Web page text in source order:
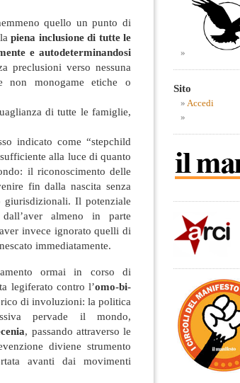
quello un punto di
lapiena inclusione di tutte le
e autodeterminandosi
preclusioni verso nessuna
non monogame etiche o
di tutte le famiglie,
indicato come “stepchild
alla luce di quanto
il riconoscimento delle
fin dalla nascita senza
giurisdizionali. Il potenziale
almeno in parte
invece ignorato quelli di
immediatamente.
ormai in corso di
legiferato contro l’omo-bi-
di involuzioni: la politica
pervade il mondo,
, passando attraverso le
diviene strumento
avanti dai movimenti
Sito
Accedi